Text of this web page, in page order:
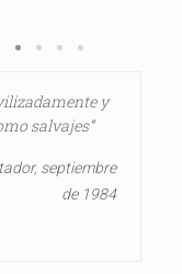
y
salvajes”
septiembre
de 1984